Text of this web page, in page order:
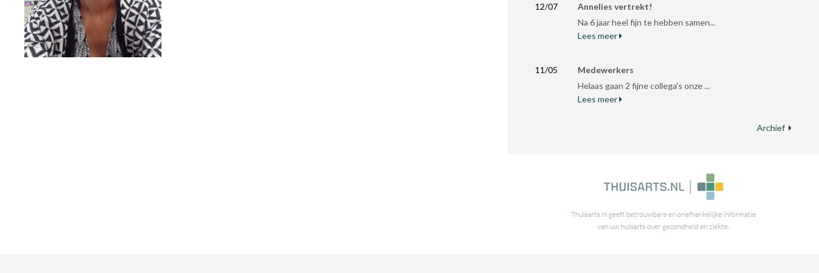
12/07
Annelies vertrekt!
Na 6 jaar heel fijn te hebben samen...
Lees meer
11/05
Medewerkers
Helaas gaan 2 fijne collega's onze ...
Lees meer
Archief